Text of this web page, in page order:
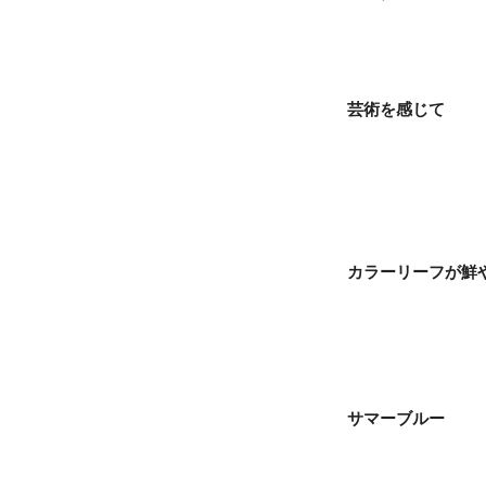
芸術を感じて
カラーリーフが鮮
サマーブルー